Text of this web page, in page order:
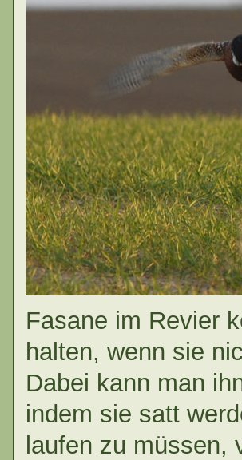
Fasane im Revier
halten, wenn sie
Dabei kann man
indem sie satt
laufen zu müssen,